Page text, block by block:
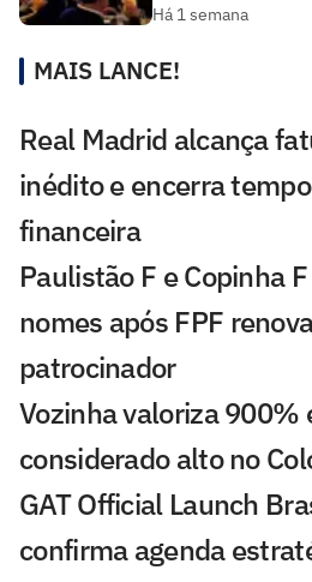
Há 1 semana
MAIS LANCE!
Real Madrid alcança
inédito e encerra
financeira
Paulistão F e Copinha
nomes após FPF
patrocinador
Vozinha valoriza 900%
considerado alto no
GAT Official Launch
confirma agenda